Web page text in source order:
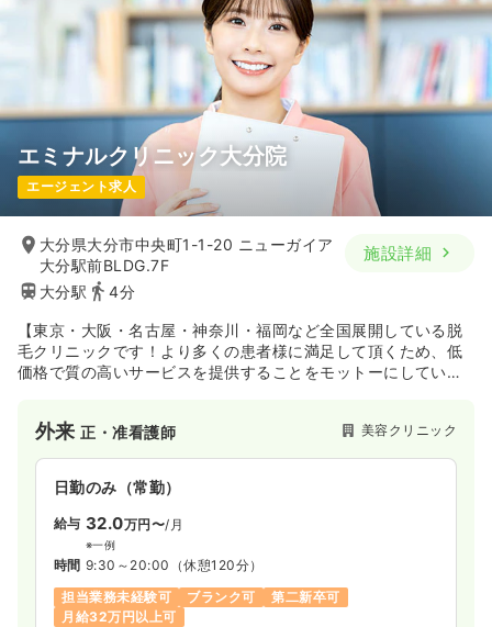
エミナルクリニック大分院
エージェント求人
大分県大分市中央町1-1-20 ニューガイア
大分駅前BLDG.7F
大分駅
4分
施設詳細
【東京・大阪・名古屋・神奈川・福岡など全国展開している脱
毛クリニックです！より多くの患者様に満足して頂くため、低
価格で質の高いサービスを提供することをモットーにしていま
外来正・准看護師 美容クリニック
日勤のみ（常勤）
給与 32.0万円〜/月
※一例
時間 9:30～20:00 （休憩120分）
担当業務未経験可
ブランク可
第二新卒可
月給32万円以上可